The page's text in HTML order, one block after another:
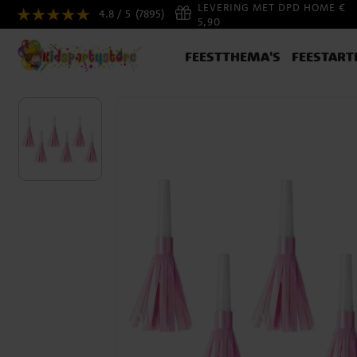
4.8 / 5 (7895)
LEVERING MET DPD HOME €
5,90
FEESTTHEMA'S